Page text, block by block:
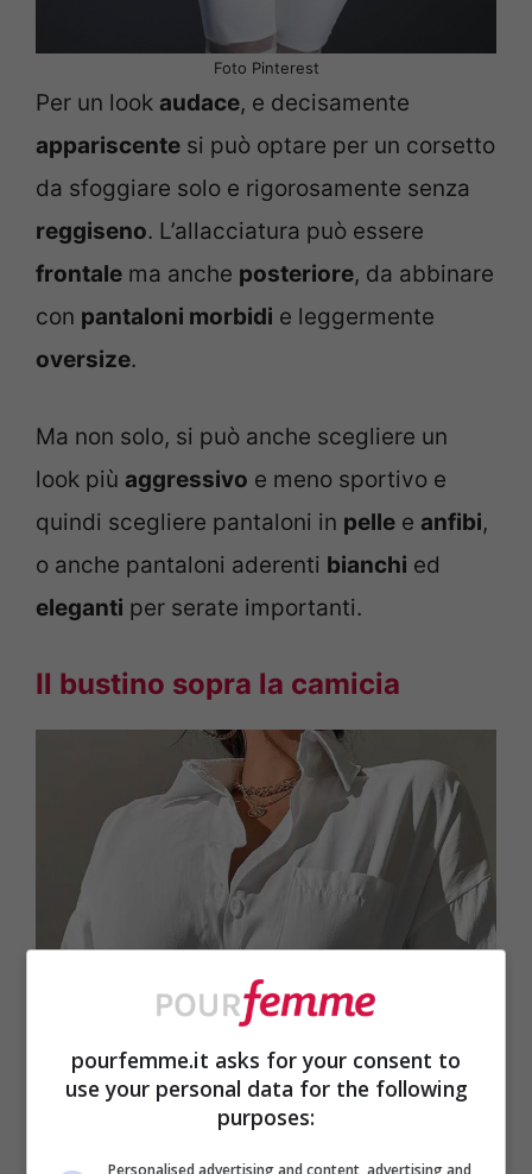
Foto Pinterest
Per un look audace, e decisamente
appariscente si può optare per un corsetto
da sfoggiare solo e rigorosamente senza
reggiseno. L’allacciatura può essere
frontale ma anche posteriore, da abbinare
con pantaloni morbidi e leggermente
oversize.
Ma non solo, si può anche scegliere un
look più aggressivo e meno sportivo e
quindi scegliere pantaloni in pelle e anfibi,
o anche pantaloni aderenti bianchi ed
eleganti per serate importanti.
Il bustino sopra la camicia
pourfemme.it asks for your consent to
use your personal data for the following
purposes:
Personalised advertising and content, advertising and